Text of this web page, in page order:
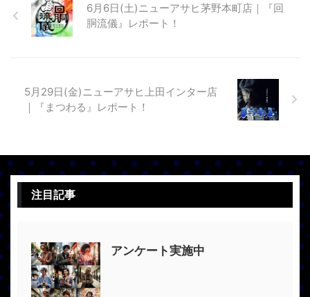
6月6日(土)ニューアサヒ茅野本町店｜『回
胴流儀』レポート！
5月29日(金)ニューアサヒ上田インター店
｜『まつわる』レポート！
注目記事
アンケート実施中